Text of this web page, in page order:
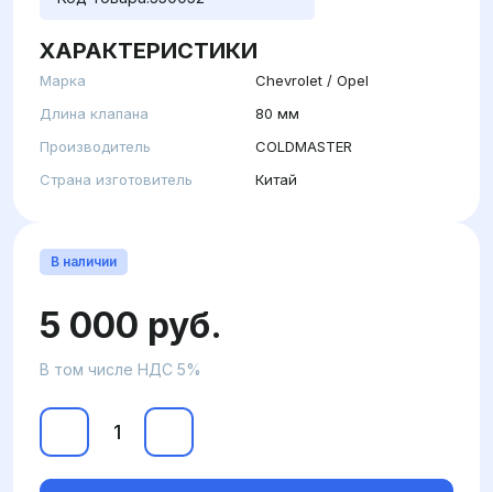
ХАРАКТЕРИСТИКИ
Марка
Chevrolet / Opel
Длина клапана
80 мм
Производитель
COLDMASTER
Страна изготовитель
Китай
В наличии
5 000 руб.
В том числе НДС 5%